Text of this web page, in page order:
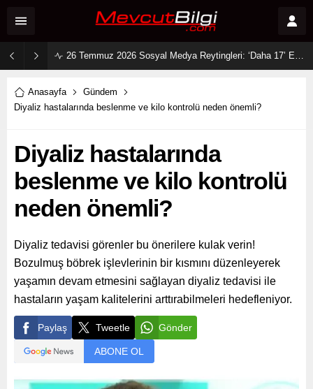
26 Temmuz 2026 Sosyal Medya Reytingleri: ‘Daha 17’ Ekranları ve Dijitali Nasıl Fethetti?
Anasayfa
Gündem
Diyaliz hastalarında beslenme ve kilo kontrolü neden önemli?
Diyaliz hastalarında
beslenme ve kilo kontrolü
neden önemli?
Diyaliz tedavisi görenler bu önerilere kulak verin!
Bozulmuş böbrek işlevlerinin bir kısmını düzenleyerek
yaşamın devam etmesini sağlayan diyaliz tedavisi ile
hastaların yaşam kalitelerini arttırabilmeleri hedefleniyor.
Paylaş Tweetle Gönder
ABONE OL